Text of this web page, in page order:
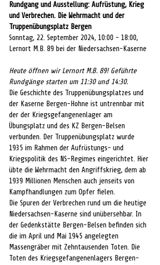
Rundgang und Ausstellung: Aufrüstung, Krieg
und Verbrechen. Die Wehrmacht und der
Truppenübungsplatz Bergen
Sonntag, 22. September 2024, 10:00 - 18:00,
Lernort M.B. 89 bei der Niedersachsen-Kaserne
Heute öffnen wir Lernort M.B. 89! Geführte
Rundgänge starten um 11:30 und 14:30.
Die Geschichte des Truppenübungsplatzes und
der Kaserne Bergen-Hohne ist untrennbar mit
der der Kriegsgefangenenlager am
Übungsplatz und des KZ Bergen-Belsen
verbunden. Der Truppenübungsplatz wurde
1935 im Rahmen der Aufrüstungs- und
Kriegspolitik des NS-Regimes eingerichtet. Hier
übte die Wehrmacht den Angriffskrieg, dem ab
1939 Millionen Menschen auch jenseits von
Kampfhandlungen zum Opfer fielen.
Die Spuren der Verbrechen rund um die heutige
Niedersachsen-Kaserne sind unübersehbar. In
der Gedenkstätte Bergen-Belsen befinden sich
die im April und Mai 1945 angelegten
Massengräber mit Zehntausenden Toten. Die
Toten des Kriegsgefangenenlagers Bergen-